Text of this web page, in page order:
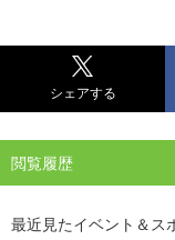
シェアする
閲覧履歴
最近見たイベント＆ス